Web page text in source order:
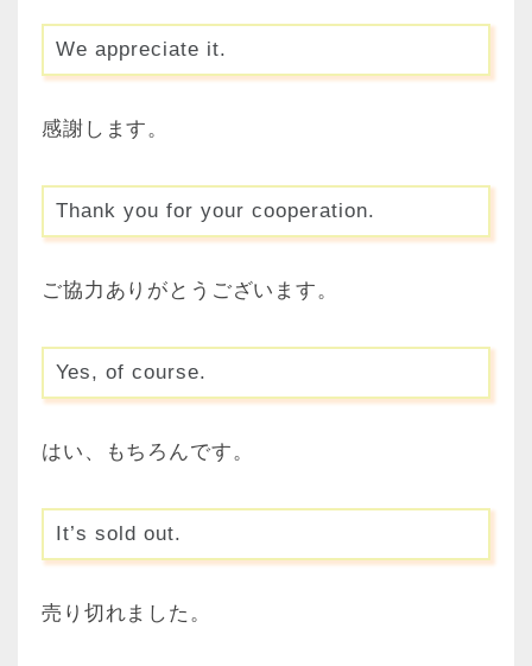
We appreciate it.
感謝します。
Thank you for your cooperation.
ご協力ありがとうございます。
Yes, of course.
はい、もちろんです。
It’s sold out.
売り切れました。